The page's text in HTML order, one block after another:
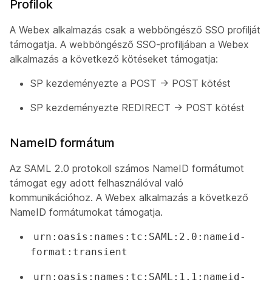
Profilok
A Webex alkalmazás csak a webböngésző SSO profilját
támogatja. A webböngésző SSO-profiljában a Webex
alkalmazás a következő kötéseket támogatja:
SP kezdeményezte a POST -> POST kötést
SP kezdeményezte REDIRECT -> POST kötést
NameID formátum
Az SAML 2.0 protokoll számos NameID formátumot
támogat egy adott felhasználóval való
kommunikációhoz. A Webex alkalmazás a következő
NameID formátumokat támogatja.
urn:oasis:names:tc:SAML:2.0:nameid-
format:transient
urn:oasis:names:tc:SAML:1.1:nameid-